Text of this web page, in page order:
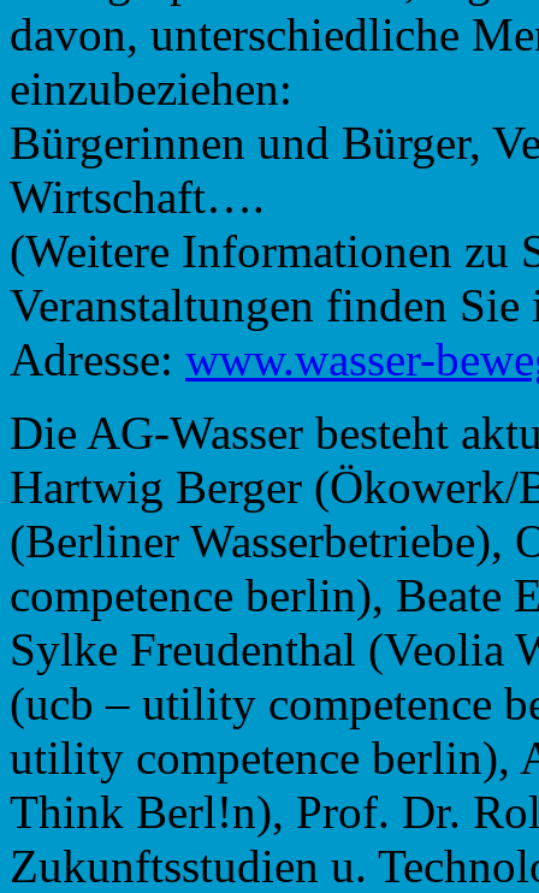
davon, unterschiedliche
einzubeziehen:
Bürgerinnen und Bürger,
Wirtschaft….
(Weitere Informationen zu
Veranstaltungen finden
Adresse: www.wasser-
Die AG-Wasser besteht
Hartwig Berger
(Berliner
competence berlin),
Sylke Freudenthal (Veolia
(ucb – utility competence
utility competence berlin),
Think Berl!n), Prof. Dr.
Zukunftsstudien u.